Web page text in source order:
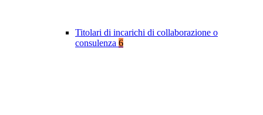
Titolari di incarichi di collaborazione o
consulenza 6